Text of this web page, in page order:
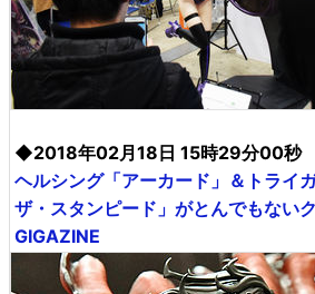
◆2018年02月18日 15時29分00秒
ヘルシング「アーカード」＆トライ
ザ・スタンピード」がとんでもない
GIGAZINE